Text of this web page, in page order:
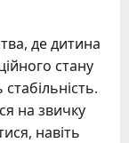
де дитина
стану
на звичку
навіть